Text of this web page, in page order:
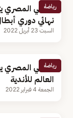
رياضة
الأهلي المصري
نهائي دوري
السبت 23 أبريل 2022
رياضة
الأهلي المصري
العالم للأندية
الجمعة 4 فبراير 2022